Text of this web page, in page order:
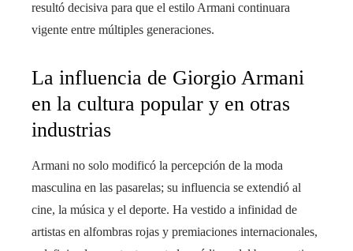
resultó decisiva para que el estilo Armani continuara
vigente entre múltiples generaciones.
La influencia de Giorgio Armani
en la cultura popular y en otras
industrias
Armani no solo modificó la percepción de la moda
masculina en las pasarelas; su influencia se extendió al
cine, la música y el deporte. Ha vestido a infinidad de
artistas en alfombras rojas y premiaciones internacionales,